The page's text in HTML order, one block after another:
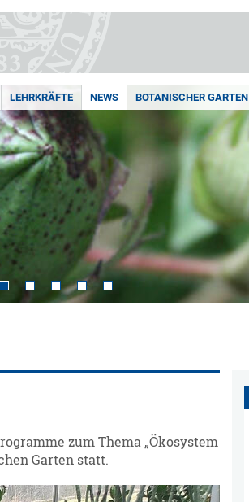
LEHRKRÄFTE NEWS BOTANISCHER GARTEN
zum Thema „Ökosystem
Garten statt.